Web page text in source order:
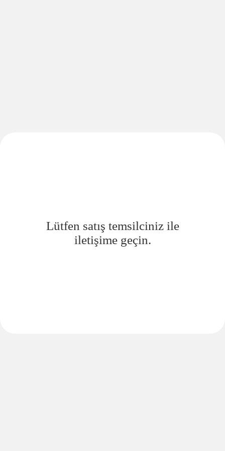
Lütfen satış temsilciniz ile
iletişime geçin.